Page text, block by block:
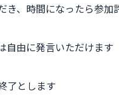
き、時間になったら参加
自由に発言いただけます
了とします